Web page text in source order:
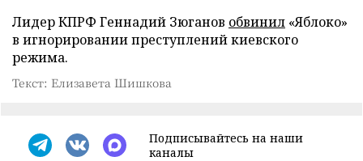
Лидер КПРФ Геннадий Зюганов обвинил «Яблоко»
в игнорировании преступлений киевского
режима.
Текст: Елизавета Шишкова
Подписывайтесь на наши
каналы